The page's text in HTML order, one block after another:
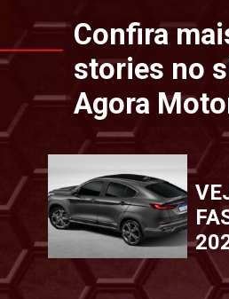
Confira
stories no
Agora